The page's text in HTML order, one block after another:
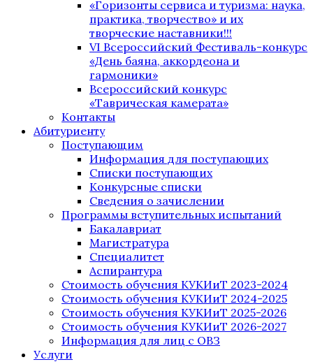
«Горизонты сервиса и туризма: наука,
практика, творчество» и их
творческие наставники!!!
VI Всероссийский Фестиваль-конкурс
«День баяна, аккордеона и
гармоники»
Всероссийский конкурс
«Таврическая камерата»
Контакты
Абитуриенту
Поступающим
Информация для поступающих
Списки поступающих
Конкурсные списки
Сведения о зачислении
Программы вступительных испытаний
Бакалавриат
Магистратура
Специалитет
Аспирантура
Стоимость обучения КУКИиТ 2023-2024
Стоимость обучения КУКИиТ 2024-2025
Стоимость обучения КУКИиТ 2025-2026
Стоимость обучения КУКИиТ 2026-2027
Информация для лиц с ОВЗ
Услуги